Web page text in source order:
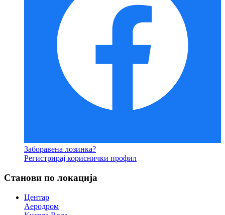
Заборавена лозинка?
Регистрирај кориснички профил
Станови по локација
Центар
Аеродром